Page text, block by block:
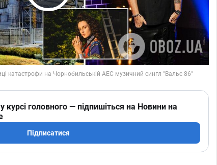
Play Video
курсі головного — підпишіться на Новини на
Підписатися